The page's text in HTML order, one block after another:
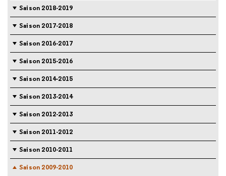
Saison 2018-2019
Saison 2017-2018
Saison 2016-2017
Saison 2015-2016
Saison 2014-2015
Saison 2013-2014
Saison 2012-2013
Saison 2011-2012
Saison 2010-2011
Saison 2009-2010